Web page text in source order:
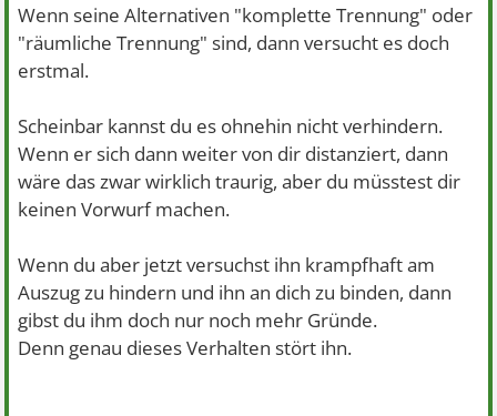
Wenn seine Alternativen "komplette Trennung" oder
"räumliche Trennung" sind, dann versucht es doch
erstmal.
Scheinbar kannst du es ohnehin nicht verhindern.
Wenn er sich dann weiter von dir distanziert, dann
wäre das zwar wirklich traurig, aber du müsstest dir
keinen Vorwurf machen.
Wenn du aber jetzt versuchst ihn krampfhaft am
Auszug zu hindern und ihn an dich zu binden, dann
gibst du ihm doch nur noch mehr Gründe.
Denn genau dieses Verhalten stört ihn.